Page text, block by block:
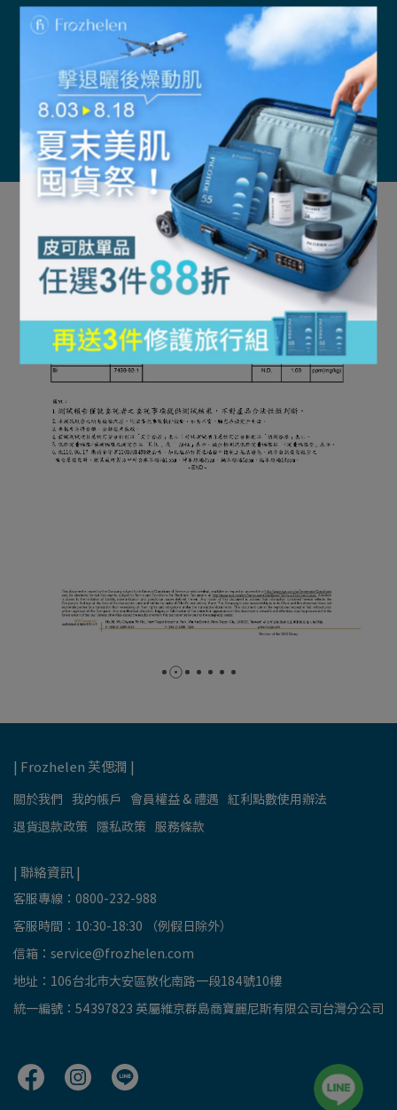
| Frozhelen 芙偲潤 |
關於我們 我的帳戶 會員權益 & 禮遇 紅利點數使用辦法
退貨退款政策 隱私政策 服務條款
| 聯絡資訊 |
客服專線：0800-232-988
客服時間：10:30-18:30 （例假日除外）
信箱： service@frozhelen.com
地址：106台北市大安區敦化南路一段184號10樓
統一編號：54397823 英屬維京群島商寶麗尼斯有限公司台灣分公司